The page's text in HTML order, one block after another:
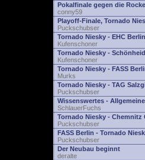
Pokalfinale gegen die
conny59
Playoff-Finale, Tornado
Puckschubser
Tornado Niesky - EHC
Kufenschoner
Tornado Niesky -
Kufenschoner
Tornado Niesky - FASS
Murks
Tornado Niesky - TAG
Puckschubser
Wissenswertes -
SchlauerFuchs
Tornado Niesky - Chemnitz
Puckschubser
FASS Berlin - Tornado
Puckschubser
Der Neubau beginnt
deralte